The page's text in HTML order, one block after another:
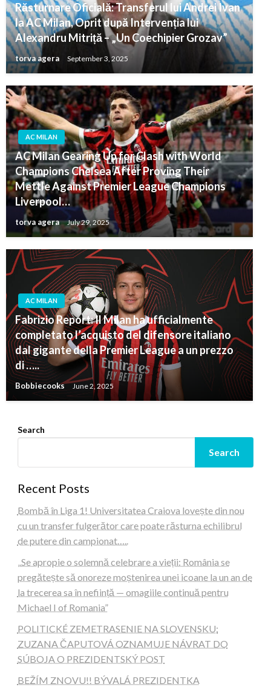
Răsturnare Oficială: Transferul lui Andrei Ivan
la AC Milan, Oprit după Intervenția lui
Alexandru Mitriță – „Un Coechipier Grozav”
torva agera September 3, 2025
AC MILAN
AC Milan Gearing Up for Clash with World
Champions Chelsea After Proving Their
Mettle Against Premier League Champions
Liverpool…
torva agera July 29, 2025
AC MILAN
Fabrizio Report: Il Milan ha ufficialmente
completato l’acquisto del difensore italiano
dal gigante della Premier League a un prezzo
di …..
Bobbiecooks June 2, 2025
Search
Search
Recent Posts
Bombă în Liga 1! Universitatea Craiova lovește din nou
cu un transfer fulgerător care poate răsturna echilibrul
de putere din campionat…..
„Se apropie o solemnă celebrare a vieții: România se
pregătește să onoreze moștenirea unei icoane la un an de
la trecerea sa în neființă — omagiile continuă pentru
Michael I of Romania”
POLITICKÉ ZEMETRASENIE NA SLOVENSKU:
ZUZANA ČAPUTOVÁ OZNAMUJE NÁVRAT DO
SÚBOJA O PREZIDENTSKÝ POST
BEŽÍM ZNOVU!! BÝVALÁ PREZIDENTKA